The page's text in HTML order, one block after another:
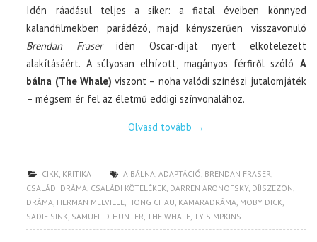
Idén ráadásul teljes a siker: a fiatal éveiben könnyed
kalandfilmekben parádézó, majd kényszerűen visszavonuló
Brendan Fraseridén Oscar-díjat nyert elkötelezett
alakításáért. A súlyosan elhízott, magányos férfiről szóló A
bálna (The Whale) viszont – noha valódi színészi jutalomjáték
– mégsem ér fel az életmű eddigi színvonalához.
Olvasd tovább →
CIKK KRITIKA A BÁLNA ,ADAPTÁCIÓ BRENDAN FRASER
CSALÁDI DRÁMA CSALÁDI KÖTELÉKEK DARREN ARONOFSKY, DÍJSZEZON
DRÁMA HERMAN MELVILLE HONG CHAU KAMARADRÁMA MOBY DICK
SADIE SINK SAMUEL D. HUNTER ,THE WHALE ,TY SIMPKINS